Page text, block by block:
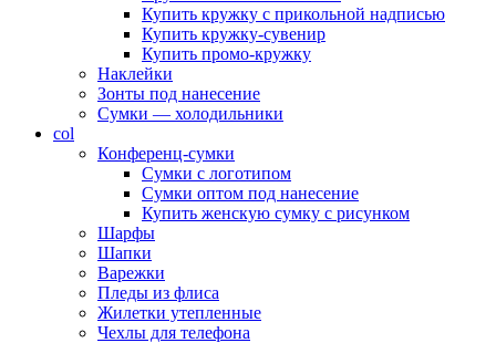
Купить кружку с прикольной надписью
Купить кружку-сувенир
Купить промо-кружку
Наклейки
Зонты под нанесение
Сумки — холодильники
col
Конференц-сумки
Сумки с логотипом
Сумки оптом под нанесение
Купить женскую сумку с рисунком
Шарфы
Шапки
Варежки
Пледы из флиса
Жилетки утепленные
Чехлы для телефона